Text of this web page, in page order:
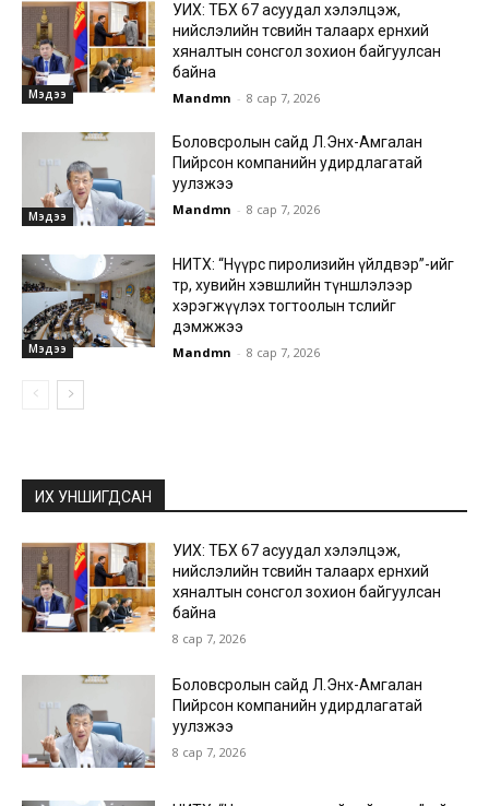
Мэдээ
УИХ: ТБХ 67 асуудал хэлэлцэж,
нийслэлийн төсвийн талаарх ерөнхий
хяналтын сонсгол зохион байгуулсан
байна
Mandmn - 8 сар 7, 2026
Мэдээ
Боловсролын сайд Л.Энх-Амгалан
Пийрсон компанийн удирдлагатай
уулзжээ
Mandmn - 8 сар 7, 2026
Мэдээ
НИТХ: “Нүүрс пиролизийн үйлдвэр”-ийг
төр, хувийн хэвшлийн түншлэлээр
хэрэгжүүлэх тогтоолын төслийг
дэмжжээ
Mandmn - 8 сар 7, 2026
ИХ УНШИГДСАН
УИХ: ТБХ 67 асуудал хэлэлцэж,
нийслэлийн төсвийн талаарх ерөнхий
хяналтын сонсгол зохион байгуулсан
байна
8 сар 7, 2026
Боловсролын сайд Л.Энх-Амгалан
Пийрсон компанийн удирдлагатай
уулзжээ
8 сар 7, 2026